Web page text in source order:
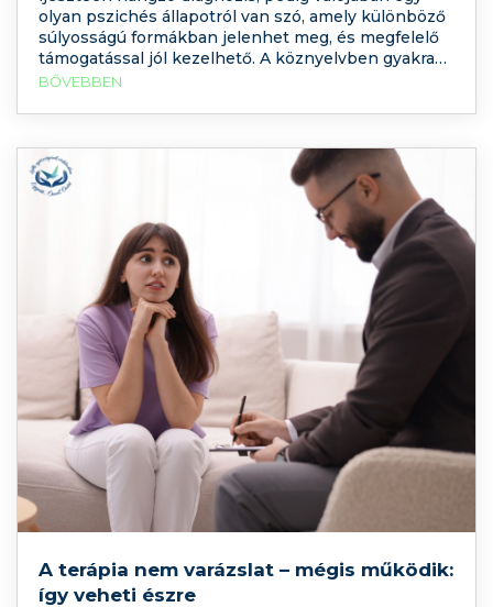
olyan pszichés állapotról van szó, amely különböző
súlyosságú formákban jelenhet meg, és megfelelő
támogatással jól kezelhető. A köznyelvben gyakran
„enyhe borderline”-ról is beszélnek, bár ez nem
intenzitására utaló kifejezés. Olyankor haszánljuk,
BŐVEBBEN
A terápia nem varázslat – mégis működik:
így veheti észre